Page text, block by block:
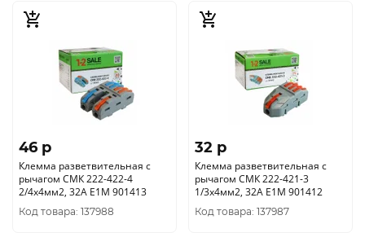
46 p
Клемма разветвительная с
рычагом СМК 222-422-4
2/4х4мм2, 32А E1М 901413
Код товара: 137988
32 p
Клемма разветвительная с
рычагом СМК 222-421-3
1/3х4мм2, 32А E1М 901412
Код товара: 137987